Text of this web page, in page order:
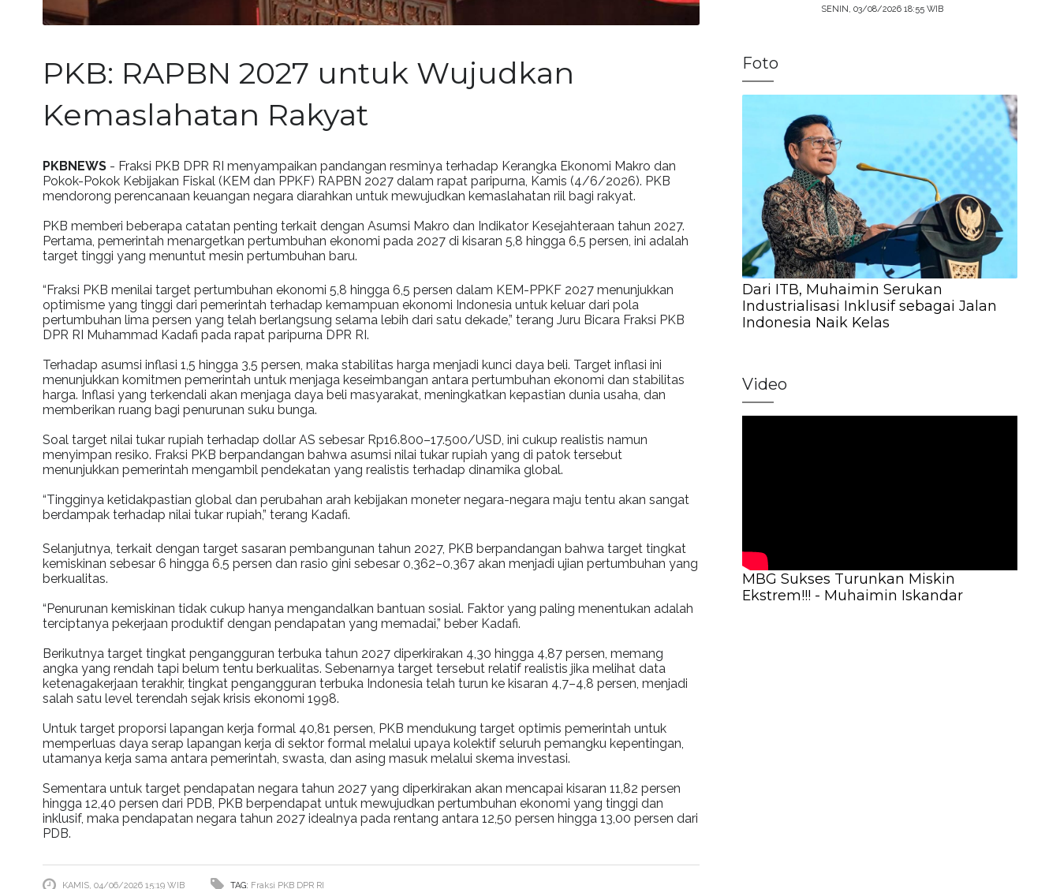
PKB: RAPBN 2027 untuk Wujudkan
Kemaslahatan Rakyat
PKBNEWS- Fraksi PKB DPR RI menyampaikan pandangan resminya terhadap Kerangka Ekonomi Makro dan
Pokok-Pokok Kebijakan Fiskal (KEM dan PPKF) RAPBN 2027 dalam rapat paripurna, Kamis (4/6/2026). PKB
mendorong perencanaan keuangan negara diarahkan untuk mewujudkan kemaslahatan riil bagi rakyat.
PKB memberi beberapa catatan penting terkait dengan Asumsi Makro dan Indikator Kesejahteraan tahun 2027.
Pertama, pemerintah menargetkan pertumbuhan ekonomi pada 2027 di kisaran 5,8 hingga 6,5 persen, ini adalah
target tinggi yang menuntut mesin pertumbuhan baru.
“Fraksi PKB menilai target pertumbuhan ekonomi 5,8 hingga 6,5 persen dalam KEM-PPKF 2027 menunjukkan
optimisme yang tinggi dari pemerintah terhadap kemampuan ekonomi Indonesia untuk keluar dari pola
pertumbuhan lima persen yang telah berlangsung selama lebih dari satu dekade,” terang Juru Bicara Fraksi PKB
DPR RI Muhammad Kadafi pada rapat paripurna DPR RI.
Terhadap asumsi inflasi 1,5 hingga 3,5 persen, maka stabilitas harga menjadi kunci daya beli. Target inflasi ini
menunjukkan komitmen pemerintah untuk menjaga keseimbangan antara pertumbuhan ekonomi dan stabilitas
harga. Inflasi yang terkendali akan menjaga daya beli masyarakat, meningkatkan kepastian dunia usaha, dan
memberikan ruang bagi penurunan suku bunga.
Soal target nilai tukar rupiah terhadap dollar AS sebesar Rp16.800–17.500/USD, ini cukup realistis namun
menyimpan resiko. Fraksi PKB berpandangan bahwa asumsi nilai tukar rupiah yang di patok tersebut
menunjukkan pemerintah mengambil pendekatan yang realistis terhadap dinamika global.
“Tingginya ketidakpastian global dan perubahan arah kebijakan moneter negara-negara maju tentu akan sangat
berdampak terhadap nilai tukar rupiah,” terang Kadafi.
Selanjutnya, terkait dengan target sasaran pembangunan tahun 2027, PKB berpandangan bahwa target tingkat
kemiskinan sebesar 6 hingga 6,5 persen dan rasio gini sebesar 0,362–0,367 akan menjadi ujian pertumbuhan yang
berkualitas.
“Penurunan kemiskinan tidak cukup hanya mengandalkan bantuan sosial. Faktor yang paling menentukan adalah
terciptanya pekerjaan produktif dengan pendapatan yang memadai,” beber Kadafi.
Berikutnya target tingkat pengangguran terbuka tahun 2027 diperkirakan 4,30 hingga 4,87 persen, memang
angka yang rendah tapi belum tentu berkualitas. Sebenarnya target tersebut relatif realistis jika melihat data
ketenagakerjaan terakhir, tingkat pengangguran terbuka Indonesia telah turun ke kisaran 4,7–4,8 persen, menjadi
salah satu level terendah sejak krisis ekonomi 1998.
Untuk target proporsi lapangan kerja formal 40,81 persen, PKB mendukung target optimis pemerintah untuk
memperluas daya serap lapangan kerja di sektor formal melalui upaya kolektif seluruh pemangku kepentingan,
utamanya kerja sama antara pemerintah, swasta, dan asing masuk melalui skema investasi.
Sementara untuk target pendapatan negara tahun 2027 yang diperkirakan akan mencapai kisaran 11,82 persen
hingga 12,40 persen dari PDB, PKB berpendapat untuk mewujudkan pertumbuhan ekonomi yang tinggi dan
inklusif, maka pendapatan negara tahun 2027 idealnya pada rentang antara 12,50 persen hingga 13,00 persen dari
PDB.
KAMIS, 04/06/2026 15:19 WIB TAG: Fraksi PKB DPR RI
SENIN, 03/08/2026 18:55 WIB
Foto
Dari ITB, Muhaimin Serukan
Industrialisasi Inklusif sebagai Jalan
Indonesia Naik Kelas
Video
MBG Sukses Turunkan Miskin
Ekstrem!!! - Muhaimin Iskandar